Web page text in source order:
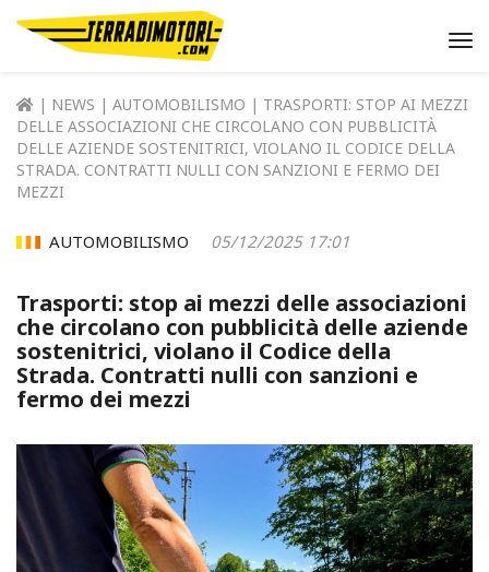
| NEWS | AUTOMOBILISMO | TRASPORTI: STOP AI MEZZI
DELLE ASSOCIAZIONI CHE CIRCOLANO CON PUBBLICITÀ
DELLE AZIENDE SOSTENITRICI, VIOLANO IL CODICE DELLA
STRADA. CONTRATTI NULLI CON SANZIONI E FERMO DEI
MEZZI
AUTOMOBILISMO 05/12/2025 17:01
Trasporti: stop ai mezzi delle associazioni
che circolano con pubblicità delle aziende
sostenitrici, violano il Codice della
Strada. Contratti nulli con sanzioni e
fermo dei mezzi